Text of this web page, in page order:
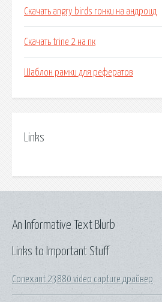
Скачать angry birds гонки на андроид
Скачать trine 2 на пк
Шаблон рамки для рефератов
Links
Links to Important Stuff
Conexant 23880 video capture драйвер
An Informative Text Blurb